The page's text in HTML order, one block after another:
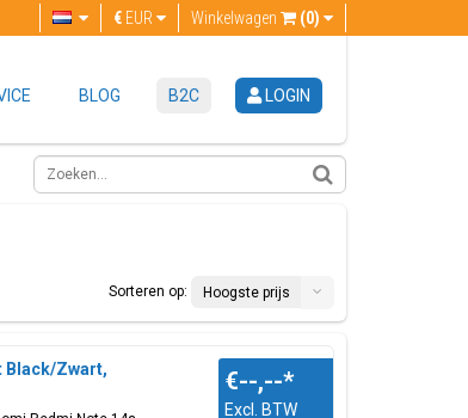
Winkelwagen (0)
€ EUR
BLOG B2C LOGIN
Sorteren op:
Hoogste prijs
Black/Zwart,
€--,--*
Excl. BTW